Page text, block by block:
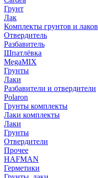
Грунт
Лак
Комплекты грунтов и лаков
Отвердитель
Разбавитель
Шпатлёвка
MegaMIX
Грунты
Лаки
Разбавители и отвердители
Polaron
Грунты комплекты
Лаки комплекты
Лаки
Грунты
Отвердители
Прочее
HAFMAN
Герметики